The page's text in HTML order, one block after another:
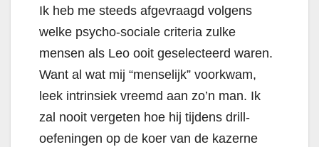
Ik heb me steeds afgevraagd volgens
welke psycho-sociale criteria zulke
mensen als Leo ooit geselecteerd waren.
Want al wat mij “menselijk” voorkwam,
leek intrinsiek vreemd aan zo’n man. Ik
zal nooit vergeten hoe hij tijdens drill-
oefeningen op de koer van de kazerne